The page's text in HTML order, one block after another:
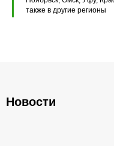
также в другие регионы
Новости